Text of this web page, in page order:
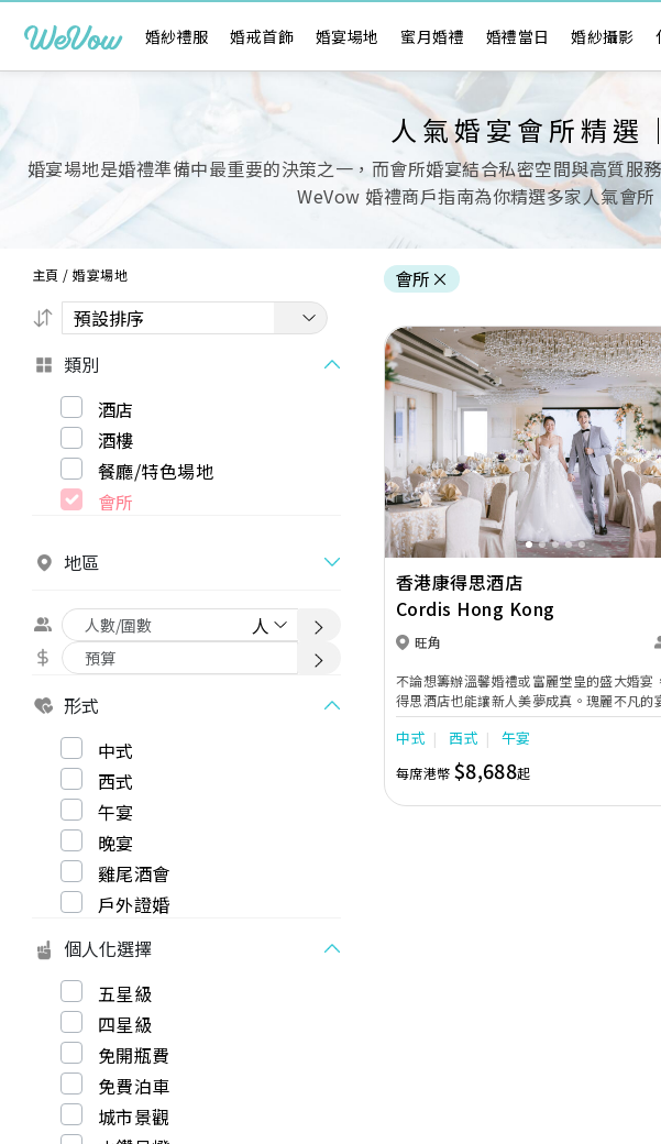
婚紗禮服 婚戒首飾 婚宴場地 蜜月婚禮 婚禮當日 婚紗攝影
人氣婚宴會所精選
婚宴場地是婚禮準備中最重要的決策之一，而會所婚宴結合私密空間與高質服
WeVow 婚禮商戶指南為你精選多家人氣會
主頁 /婚宴場地
類別
酒店
酒樓
餐廳/特色場地
會所
地區
形式
中式
西式
午宴
晚宴
雞尾酒會
戶外證婚
個人化選擇
五星級
四星級
免開瓶費
免費泊車
城市景觀
會所 ×
Previous
香港康得思酒店
Cordis Hong Kong
旺角
不論想籌辦溫馨婚禮或富麗堂皇的盛大婚宴
得思酒店也能讓新人美夢成真。瑰麗不凡的
地，配合貼心周到的婚宴助理服務，再加上
婚禮紀念禮盒及喜宴配飾，為新人及賓客締
忘的回憶。
中式 西式 午宴
每席港幣 $8,688起